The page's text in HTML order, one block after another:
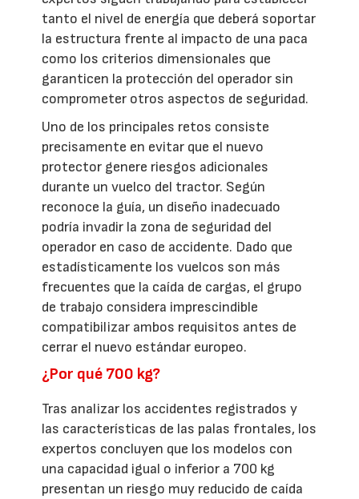
tanto el nivel de energía que deberá soportar
la estructura frente al impacto de una paca
como los criterios dimensionales que
garanticen la protección del operador sin
comprometer otros aspectos de seguridad.
Uno de los principales retos consiste
precisamente en evitar que el nuevo
protector genere riesgos adicionales
durante un vuelco del tractor. Según
reconoce la guía, un diseño inadecuado
podría invadir la zona de seguridad del
operador en caso de accidente. Dado que
estadísticamente los vuelcos son más
frecuentes que la caída de cargas, el grupo
de trabajo considera imprescindible
compatibilizar ambos requisitos antes de
cerrar el nuevo estándar europeo.
¿Por qué 700 kg?
Tras analizar los accidentes registrados y
las características de las palas frontales, los
expertos concluyen que los modelos con
una capacidad igual o inferior a 700 kg
presentan un riesgo muy reducido de caída